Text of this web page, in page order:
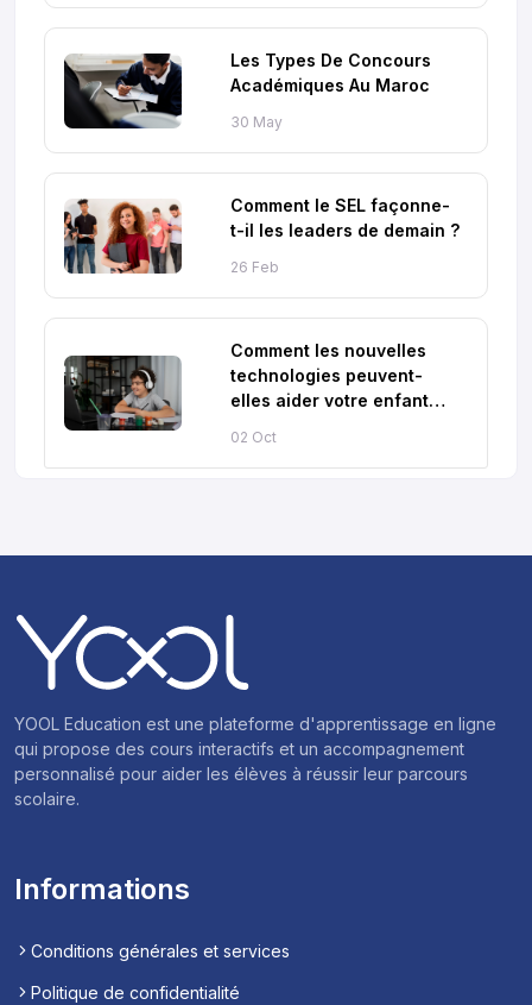
Les Types De Concours
Académiques Au Maroc
30 May
Comment le SEL façonne-
t-il les leaders de demain ?
26 Feb
Comment les nouvelles
technologies peuvent-
elles aider votre enfant
02 Oct
YOOL Education est une plateforme d'apprentissage en ligne
qui propose des cours interactifs et un accompagnement
personnalisé pour aider les élèves à réussir leur parcours
scolaire.
Informations
Conditions générales et services
Politique de confidentialité